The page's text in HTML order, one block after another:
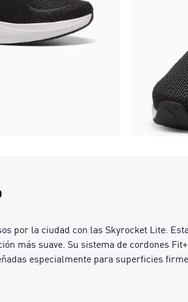
por la ciudad con las Skyrocket Lite.
más suave. Su sistema de cordones
especialmente para superficies